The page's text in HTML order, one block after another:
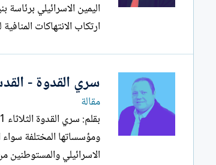
اليمين الاسرائيلي
ارتكاب الانتهاكات
سري القدوة -
مقالة
ومؤسساتها المختلفة
الاسرائيلي